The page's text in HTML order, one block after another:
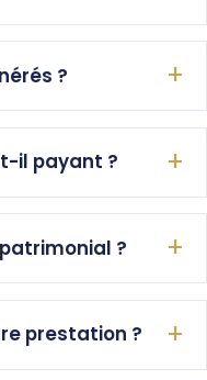
?
il payant ?
?
prestation ?